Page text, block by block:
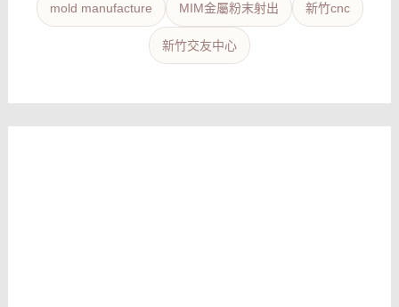
mold manufacture MIM金屬粉末射出 新竹cnc
新竹交友中心